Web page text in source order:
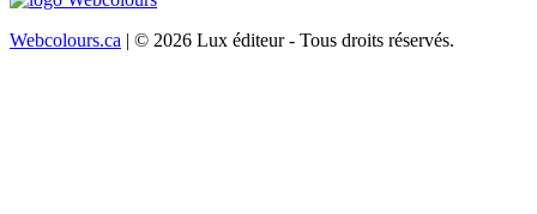
Webcolours.ca | © 2026 Lux éditeur - Tous droits réservés.